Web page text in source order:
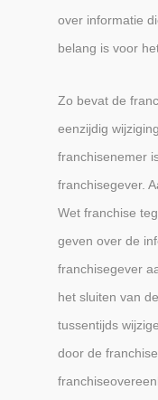
over informatie
belang is voor
Zo bevat de
eenzijdig
franchisenemer
franchisegever.
Wet franchise
geven over de
franchisegever
het sluiten van
tussentijds
door de